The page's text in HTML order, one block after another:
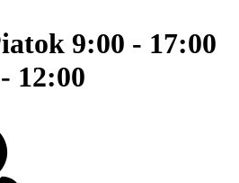
9:00 - 17:00
12:00